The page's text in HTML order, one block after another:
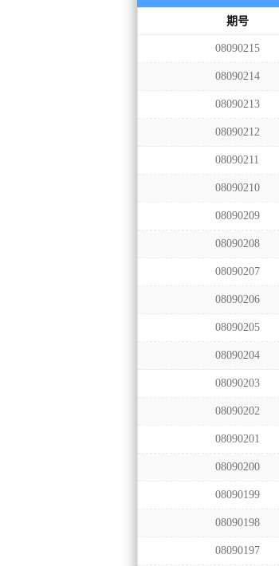
期号
08090215
08090214
08090213
08090212
08090211
08090210
08090209
08090208
08090207
08090206
08090205
08090204
08090203
08090202
08090201
08090200
08090199
08090198
08090197